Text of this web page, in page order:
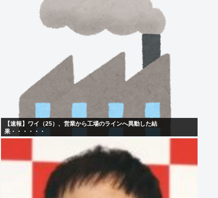
【速報】ワイ（25）、営業から工場のラインへ異動した結
果・・・・・・